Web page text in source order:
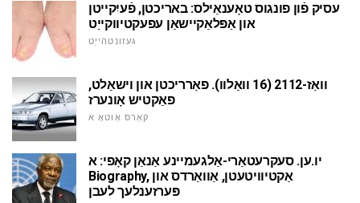
עסיק פֿון פונגוס טאָענאַילס: באריכטן, פֿעיִקייטן
און אַפּלאַקיישאַן עפעקטיווקייַט
געזונטהייַט
וואַז-2112 (16 וואַלוו). פאַרריכטן און וישאַלט,
פאַקטיש אָונערז
קאַרס אַוטאָ א
יו.ען. סעקרעטאַרי-אַלגעמיינע אַנאַן קאָפי: א
Biography, אַקטיוויטעטן, אַוואַרדס און
פּערזענלעך לעבן